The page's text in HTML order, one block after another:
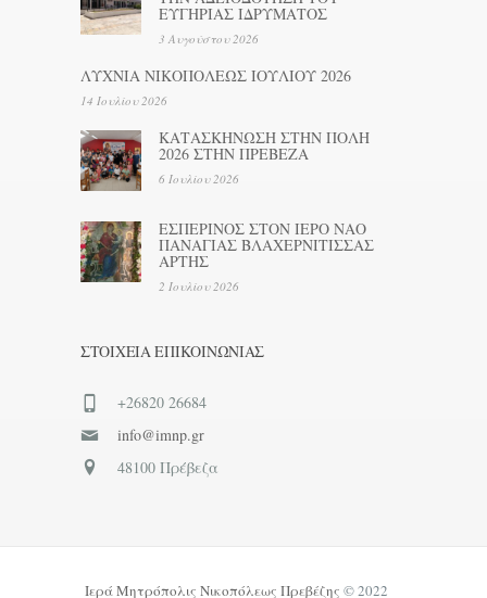
ΕΥΓΗΡΙΑΣ ΙΔΡΥΜΑΤΟΣ
3 Αυγούστου 2026
ΛΥΧΝΙΑ ΝΙΚΟΠΟΛΕΩΣ ΙΟΥΛΙΟΥ 2026
14 Ιουλίου 2026
ΚΑΤΑΣΚΗΝΩΣΗ ΣΤΗΝ ΠΟΛΗ
2026 ΣΤΗΝ ΠΡΕΒΕΖΑ
6 Ιουλίου 2026
ΕΣΠΕΡΙΝΟΣ ΣΤΟΝ ΙΕΡΟ ΝΑΟ
ΠΑΝΑΓΙΑΣ ΒΛΑΧΕΡΝΙΤΙΣΣΑΣ
ΑΡΤΗΣ
2 Ιουλίου 2026
ΣΤΟΙΧΕΊΑ ΕΠΙΚΟΙΝΩΝΊΑΣ
+26820 26684
info@imnp.gr
48100 Πρέβεζα
Ιερά Μητρόπολις Νικοπόλεως Πρεβέζης © 2022